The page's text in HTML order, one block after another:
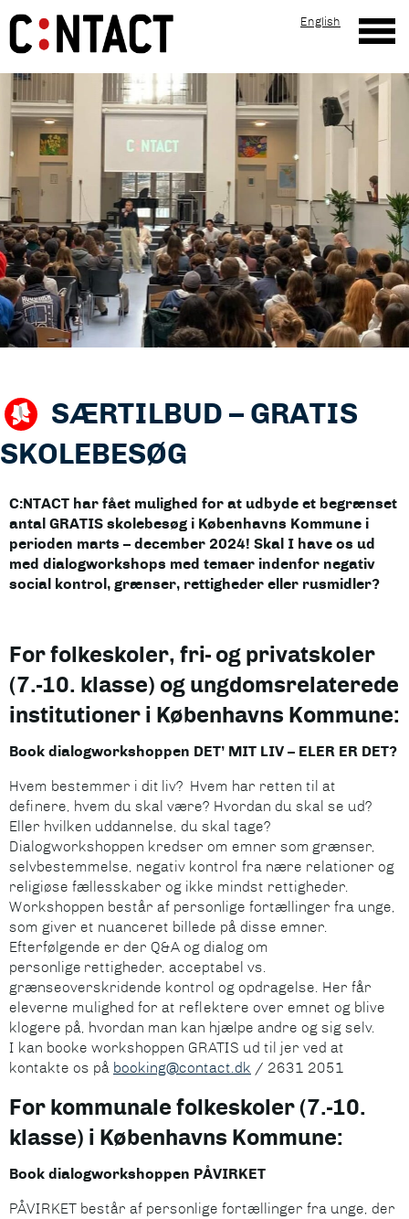
English
SÆRTILBUD – GRATIS
SKOLEBESØG
C:NTACT har fået mulighed for at udbyde et begrænset
antal GRATIS skolebesøg i Københavns Kommune i
perioden marts – december 2024! Skal I have os ud
med dialogworkshops med temaer indenfor negativ
social kontrol, grænser, rettigheder eller rusmidler?
For folkeskoler, fri- og privatskoler
(7.-10. klasse) og ungdomsrelaterede
institutioner i Københavns Kommune:
Book dialogworkshoppen DET’ MIT LIV – ELER ER DET?
Hvem bestemmer i dit liv? Hvem har retten til at
definere, hvem du skal være? Hvordan du skal se ud?
Eller hvilken uddannelse, du skal tage?
Dialogworkshoppen kredser om emner som grænser,
selvbestemmelse, negativ kontrol fra nære relationer og
religiøse fællesskaber og ikke mindst rettigheder.
Workshoppen består af personlige fortællinger fra unge,
som giver et nuanceret billede på disse emner.
Efterfølgende er der Q&A og dialog om
personlige rettigheder, acceptabel vs.
grænseoverskridende kontrol og opdragelse. Her får
eleverne mulighed for at reflektere over emnet og blive
klogere på, hvordan man kan hjælpe andre og sig selv.
I kan booke workshoppen GRATIS ud til jer ved at
kontakte os på booking@contact.dk / 2631 2051
For kommunale folkeskoler (7.-10.
klasse) i Københavns Kommune:
Book dialogworkshoppen PÅVIRKET
PÅVIRKET består af personlige fortællinger fra unge, der